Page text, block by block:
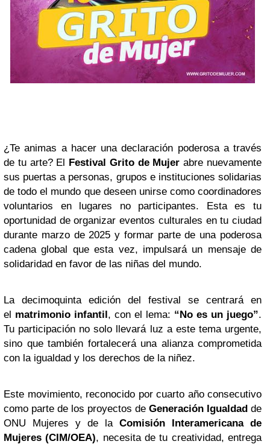
¿Te animas a hacer una declaración poderosa a través
de tu arte? El
Festival Grito de Mujer abre nuevamente
sus puertas a personas, grupos e instituciones solidarias
de todo el mundo que deseen unirse como coordinadores
voluntarios en lugares no participantes. Esta es tu
oportunidad de organizar eventos culturales en tu ciudad
durante marzo de 2025 y formar parte de una poderosa
cadena global que esta vez, impulsará un mensaje de
solidaridad en favor de las niñas del mundo.
La decimoquinta edición del festival se centrará en
el matrimonio infantil , con el lema: “No es un juego”.
Tu participación no solo llevará luz a este tema urgente,
sino que también fortalecerá una alianza comprometida
con la igualdad y los derechos de la niñez.
Este movimiento, reconocido por cuarto año consecutivo
como parte de los proyectos de Generación Igualdad de
ONU Mujeres y de la Comisión Interamericana de
Mujeres (CIM/OEA), necesita de tu creatividad, entrega